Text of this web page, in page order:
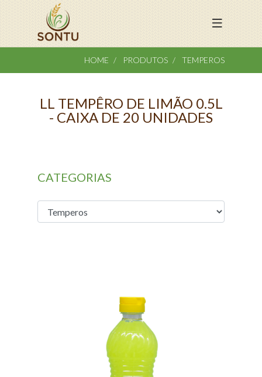
HOME PRODUTOS TEMPEROS
LL TEMPÊRO DE LIMÃO 0.5L
- CAIXA DE 20 UNIDADES
CATEGORIAS